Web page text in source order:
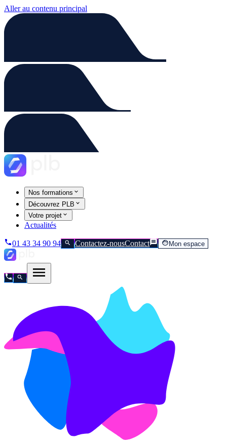
Aller au contenu principal
Nos formations
Découvrez PLB
Votre projet
Actualités
01 43 34 90 94 Contactez-nousContact Mon espace